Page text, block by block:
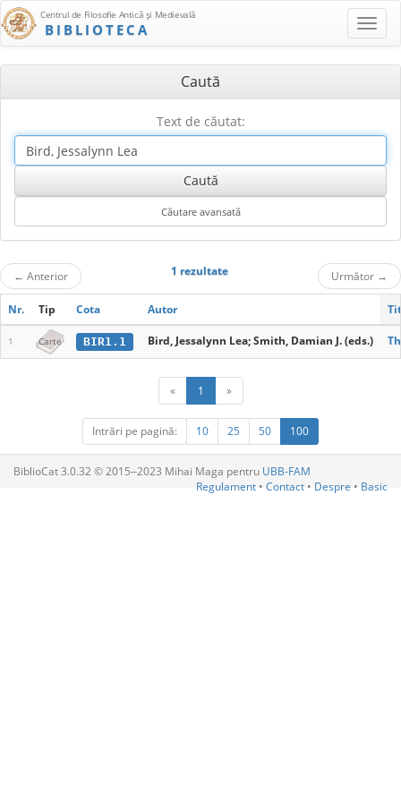
Centrul de Filosofie Antică şi Medievală
BIBLIOTECA
Caută
Text de căutat:
← Anterior 1 rezultate Următor →
Nr. Tip Cota Autor
1 Carte BIR1.1 Bird, Jessalynn Lea; Smith, Damian J. (eds.)
« 1 »
Intrări pe pagină: 10 25 50 100
BiblioCat 3.0.32 © 2015‒2023 Mihai Maga pentru UBB-FAM
Regulament • Contact • Despre • Basic